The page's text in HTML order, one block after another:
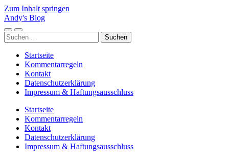
Zum Inhalt springen
Andy's Blog
Mobile-
Menü
Suchfeld
ein-/ausblenden
Suchen
nach:
Startseite
Kommentarregeln
Kontakt
Datenschutzerklärung
Impressum & Haftungsausschluss
Startseite
Kommentarregeln
Kontakt
Datenschutzerklärung
Impressum & Haftungsausschluss